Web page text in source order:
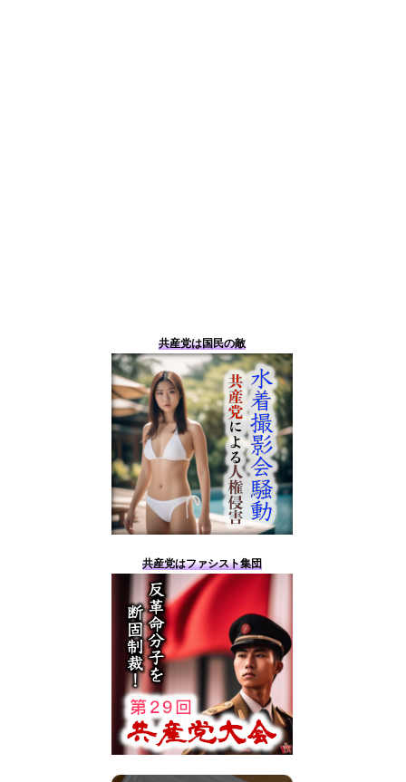
共産党は国民の敵
共産党はファシスト集団